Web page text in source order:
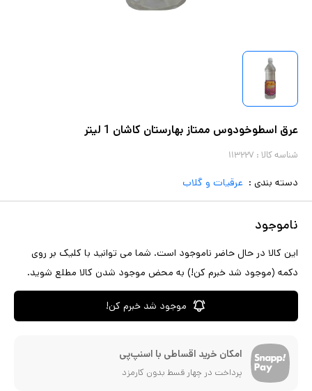
عرق اسطوخودوس ممتاز بهارستان کاشان 1 لیتر
شناسه کالا : ۱۱۳۲۲۷
دسته بندی : عرقیات و گلاب
ناموجود
این کالا در حال حاضر ناموجود است. شما می توانید با کلیک بر روی
دکمه (موجود شد خبرم کن!) به محض موجود شدن کالا مطلع شوید.
موجود شد خبرم کن!
امکان خرید اقساطی با اسنپ‌پی
پرداخت در چهار قسط بدون کارمزد